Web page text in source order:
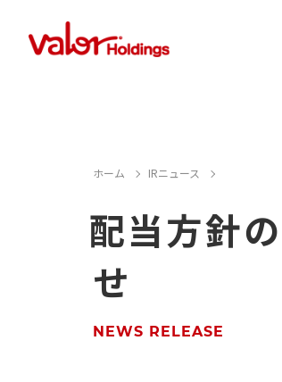
IR情報に関するお問い
店舗用地・テナント
M&A案件に関するお問
店舗営業に関するお問
ホーム IRニュース
配当方針
せ
NEWS RELEASE